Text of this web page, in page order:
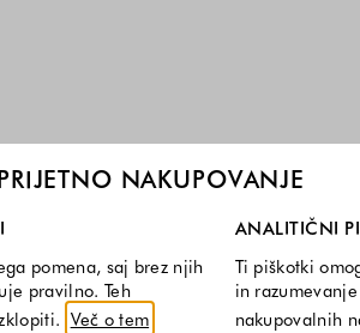
NAKUPOVANJE
piškotkov dovolite. Obvezni
pomena, saj brez njih
pravilno. Teh
Več o tem
ANALITIČNI
Ti piškotki
in
nakupovalnih